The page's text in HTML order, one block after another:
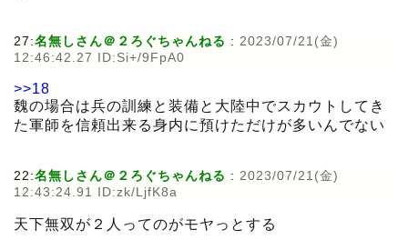
27:名無しさん＠２ろぐちゃんねる : 2023/07/21(金)
12:46:42.27 ID:Si+/9FpA0
>>18
魏の場合は兵の訓練と装備と大陸中でスカウトしてき
た軍師を信頼出来る身内に預けただけが多いんでない
22:名無しさん＠２ろぐちゃんねる : 2023/07/21(金)
12:43:24.91 ID:zk/LjfK8a
天下無双が２人ってのがモヤっとする